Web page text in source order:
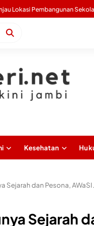
Kesehatan
Sejarah dan Pesona,
Sejarah